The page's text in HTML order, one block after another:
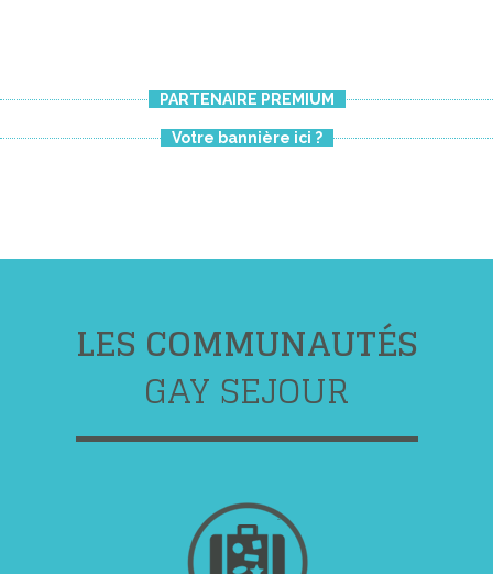
PARTENAIRE PREMIUM
Votre bannière ici ?
LES COMMUNAUTÉS
GAY SEJOUR